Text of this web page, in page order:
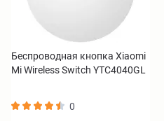
Беспроводная кнопка Xiaomi
Mi Wireless Switch YTC4040GL
0